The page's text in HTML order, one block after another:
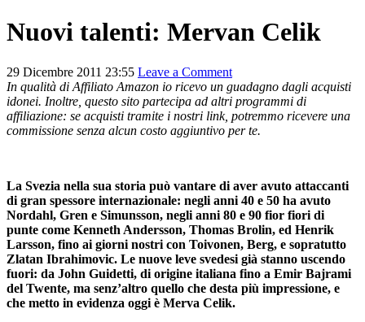
Nuovi talenti: Mervan Celik
29 Dicembre 2011 23:55 Leave a Comment
In qualità di Affiliato Amazon io ricevo un guadagno dagli acquisti
idonei. Inoltre, questo sito partecipa ad altri programmi di
affiliazione: se acquisti tramite i nostri link, potremmo ricevere una
commissione senza alcun costo aggiuntivo per te.
La Svezia nella sua storia può vantare di aver avuto attaccanti
di gran spessore internazionale: negli anni 40 e 50 ha avuto
Nordahl, Gren e Simunsson, negli anni 80 e 90 fior fiori di
punte come Kenneth Andersson, Thomas Brolin, ed Henrik
Larsson, fino ai giorni nostri con Toivonen, Berg, e sopratutto
Zlatan Ibrahimovic. Le nuove leve svedesi già stanno uscendo
fuori: da John Guidetti, di origine italiana fino a Emir Bajrami
del Twente, ma senz’altro quello che desta più impressione, e
che metto in evidenza oggi è Merva Celik.